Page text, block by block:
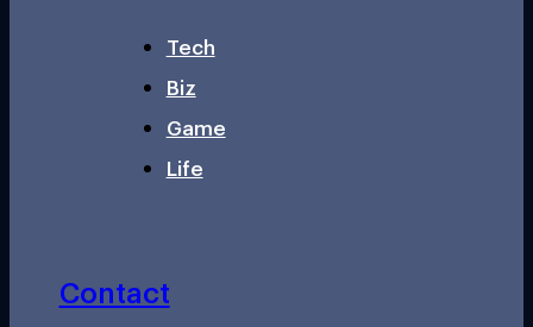
Tech
Biz
Game
Life
Contact